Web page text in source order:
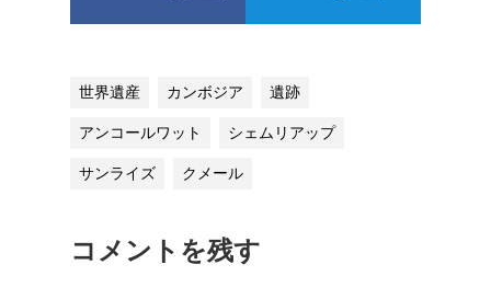
世界遺産 カンボジア 遺跡
アンコールワット シェムリアップ
サンライズ クメール
コメントを残す